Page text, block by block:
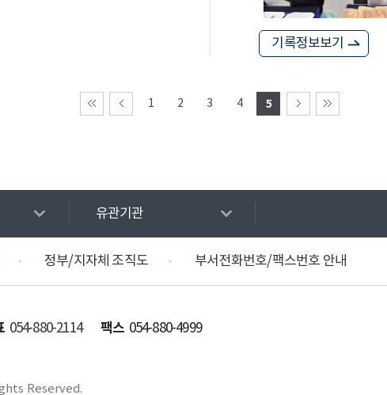
기록정보보기
1 2 3 4 5
유관기관
정부/지자체 조직도 부서전화번호/팩스번호 안내
054-880-2114 팩스 054-880-4999
Reserved.